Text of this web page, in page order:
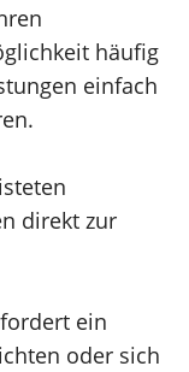
häufig
einfach
direkt zur
ein
oder sich